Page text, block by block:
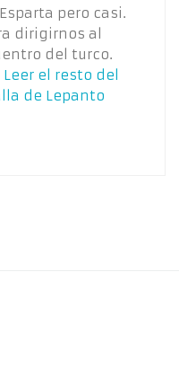
pero casi.
dirigirnos al
del turco.
Leer el resto del
de Lepanto